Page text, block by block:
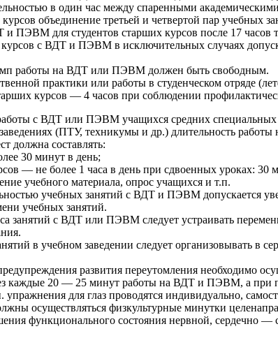
в один час между спаренными
курсов объединение третьей и четвертой пар
ПЭВМ для студентов старших курсов после 17 часов
курсов с ВДТ и ПЭВМ в исключительных случаях
работы на ВДТ или ПЭВМ должен быть свободным.
практики или работы в студенческом отряде
курсов — 4 часов при соблюдении
с ВДТ или ПЭВМ учащихся средних специальных
(ПТУ, техникумы и др.) длительность
должна составлять:
30 минут в день;
— не более 1 часа в день при сдвоенных
учебного материала, опрос учащихся и т.п.
учебных занятий с ВДТ и ПЭВМ допускается
учебных занятий.
занятий с ВДТ или ПЭВМ следует устраивать
в учебном заведении следует организовывать в
развития переутомления необходимо
каждые 20 — 25 минут работы на ВДТ и ПЭВМ, а при
упражнения для глаз проводятся индивидуально,
осуществляться физкультурные минутки
функционального состояния нервной, сердечно